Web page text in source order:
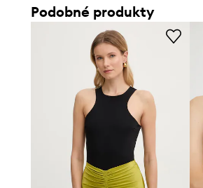
- Dĺžka: 30 cm.
- Šírka v podpazuší: 35 cm.
- Veľkosti pre rozmer: 36.
Podobné produkty